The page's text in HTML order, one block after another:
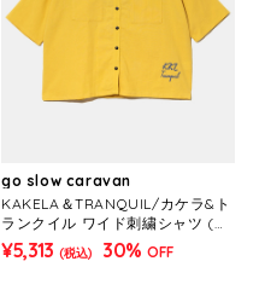
go slow caravan
KAKELA＆TRANQUIL/カケラ&ト
ランクイル ワイド刺繍シャツ (W
OMENS)
¥5,313 (税込) 30% OFF